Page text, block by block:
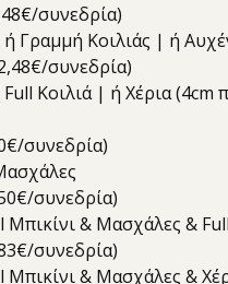
συνεδρία)
Γραμμή Κοιλιάς | ή
συνεδρία)
Full Κοιλιά | ή Χέρια
συνεδρία)
συνεδρία)
Μπικίνι & Μασχάλες &
συνεδρία)
Μπικίνι & Μασχάλες &